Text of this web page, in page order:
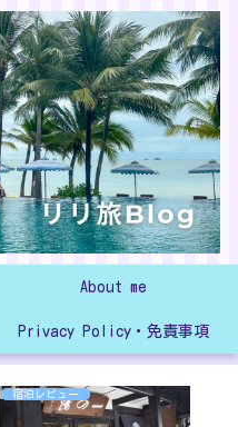
About me
Privacy Policy・免責事項
宿泊レビュー